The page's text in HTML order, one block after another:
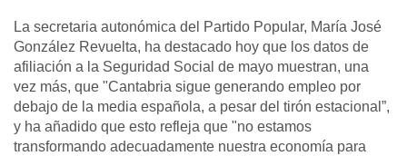
La secretaria autonómica del Partido Popular, María José
González Revuelta, ha destacado hoy que los datos de
afiliación a la Seguridad Social de mayo muestran, una
vez más, que "Cantabria sigue generando empleo por
debajo de la media española, a pesar del tirón estacional”,
y ha añadido que esto refleja que "no estamos
transformando adecuadamente nuestra economía para